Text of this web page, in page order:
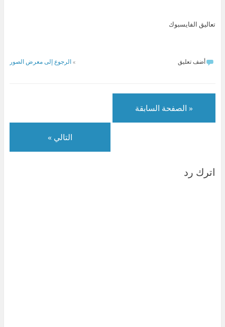
تعاليق الفايسبوك
الرجوع إلى معرض الصور أضف تعليق
« الصفحة السابقة
التالي »
اترك رد